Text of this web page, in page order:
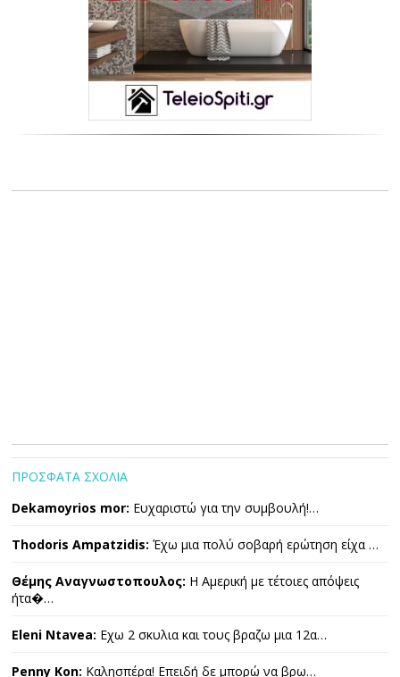
ΠΡΟΣΦΑΤΑ ΣΧΟΛΙΑ
Dekamoyrios mor: Ευχαριστώ για την συμβουλή!…
Thodoris Ampatzidis: Έχω μια πολύ σοβαρή ερώτηση είχα …
Θέμης Αναγνωστοπουλος: Η Αμερική με τέτοιες απόψεις
ήτα�…
Eleni Ntavea: Εχω 2 σκυλια και τους βραζω μια 12α…
Penny Kon: Καλησπέρα! Επειδή δε μπορώ να βρω…